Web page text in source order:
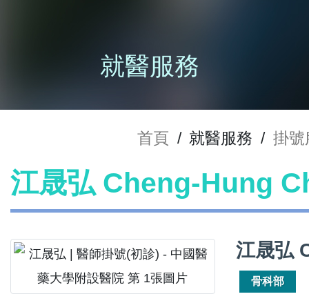
就醫服務
首頁 / 就醫服務 / 掛號
江晟弘 Cheng-Hung
江晟弘
骨科部